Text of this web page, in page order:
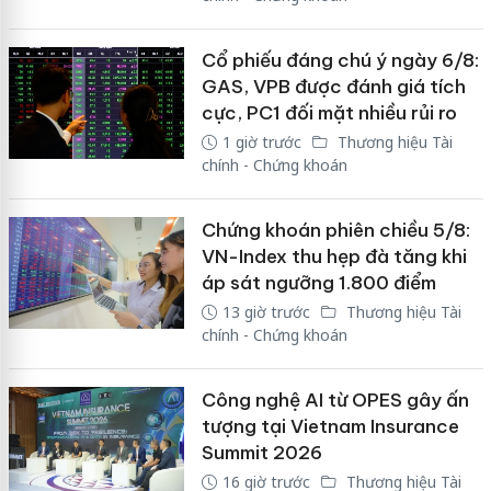
Cổ phiếu đáng chú ý ngày 6/8:
GAS, VPB được đánh giá tích
cực, PC1 đối mặt nhiều rủi ro
1 giờ trước
Thương hiệu Tài
chính - Chứng khoán
Chứng khoán phiên chiều 5/8:
VN-Index thu hẹp đà tăng khi
áp sát ngưỡng 1.800 điểm
13 giờ trước
Thương hiệu Tài
chính - Chứng khoán
Công nghệ AI từ OPES gây ấn
tượng tại Vietnam Insurance
Summit 2026
16 giờ trước Thương hiệu Tài